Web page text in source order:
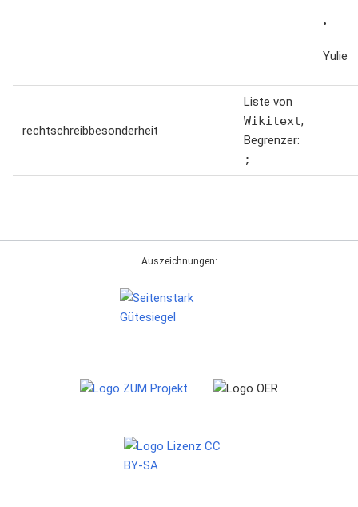
•
Yulie
rechtschreibbesonderheit
Liste von
Wikitext,
Begrenzer:
;
Auszeichnungen: